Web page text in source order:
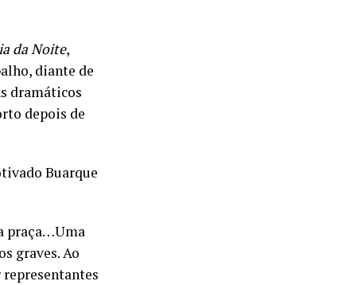
da Noite,
diante de
dramáticos
depois de
Buarque
praça…Uma
graves. Ao